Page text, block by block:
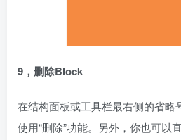
9，删除Block
在结构面板或工具栏最右侧的省略
使用“删除”功能。另外，你也可以